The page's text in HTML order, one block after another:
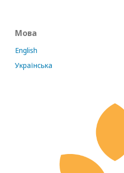
Мова
English
Українська